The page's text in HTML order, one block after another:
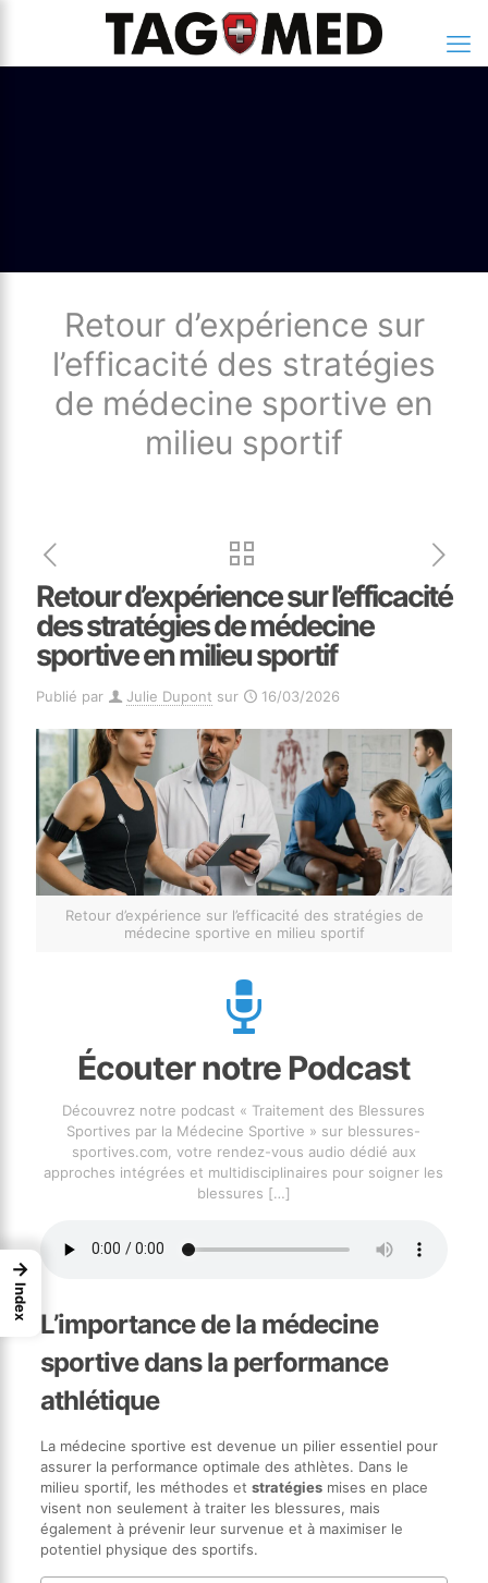
Retour d’expérience sur
l’efficacité des stratégies
de médecine sportive en
milieu sportif
Retour d’expérience sur l’efficacité
des stratégies de médecine
sportive en milieu sportif
Publié par Julie Dupont sur 16/03/2026
Retour d’expérience sur l’efficacité des stratégies de
médecine sportive en milieu sportif
Écouter notre Podcast
Découvrez notre podcast « Traitement des Blessures
Sportives par la Médecine Sportive » sur blessures-
sportives.com, votre rendez-vous audio dédié aux
approches intégrées et multidisciplinaires pour soigner les
blessures […]
L’importance de la médecine
sportive dans la performance
athlétique
La médecine sportive est devenue un pilier essentiel pour
assurer la performance optimale des athlètes. Dans le
milieu sportif, les méthodes et stratégiesmises en place
visent non seulement à traiter les blessures, mais
également à prévenir leur survenue et à maximiser le
potentiel physique des sportifs.
→
Index